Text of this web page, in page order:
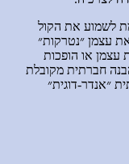
לשמוע את הקול
עצמן ״נטרקות״
או הופכות
חברתית מקובלת
״אנדר-דוגית״